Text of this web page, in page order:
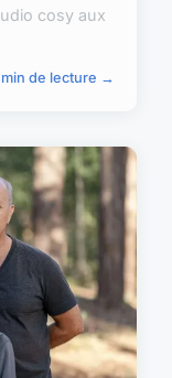
cosy aux
min de lecture →